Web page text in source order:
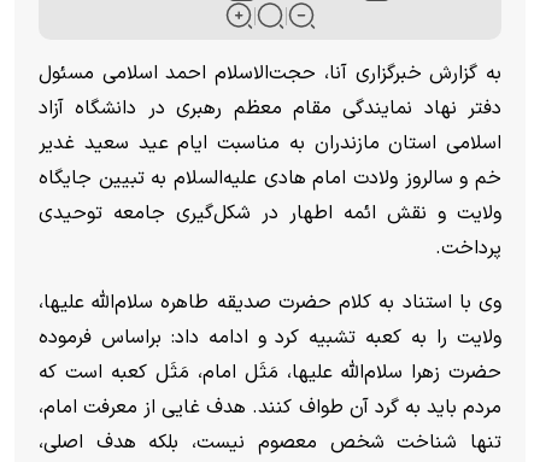
به گزارش خبرگزاری آنا، حجت‌الاسلام احمد اسلامی مسئول
دفتر نهاد نمایندگی مقام معظم رهبری در دانشگاه آزاد
اسلامی استان مازندران به مناسبت ایام عید سعید غدیر
خم و سالروز ولادت امام هادی علیه‌السلام به تبیین جایگاه
ولایت و نقش ائمه اطهار در شکل‌گیری جامعه توحیدی
پرداخت.
وی با استناد به کلام حضرت صدیقه طاهره سلام‌الله علیها،
ولایت را به کعبه تشبیه کرد و ادامه داد: براساس فرموده
حضرت زهرا سلام‌الله علیها، مَثَل امام، مَثَل کعبه است که
مردم باید به گرد آن طواف کنند. هدف غایی از معرفت امام،
تنها شناخت شخص معصوم نیست، بلکه هدف اصلی،